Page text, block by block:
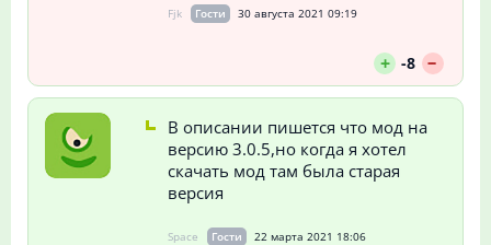
Fjk Гости 30 августа 2021 09:19
+ -8 --
В описании пишется что мод на
версию 3.0.5,но когда я хотел
скачать мод там была старая
версия
Space Гости 22 марта 2021 18:06